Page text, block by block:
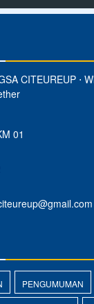
CITEUREUP ⋅
01
PENGUMUMAN